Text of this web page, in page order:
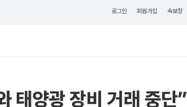
로그인 회원가입 속보창
태양광 장비 거래 중단”